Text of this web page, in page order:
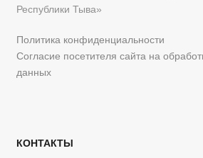
Республики Тыва»
Политика конфиденциальности
Согласие посетителя сайта на
данных
КОНТАКТЫ